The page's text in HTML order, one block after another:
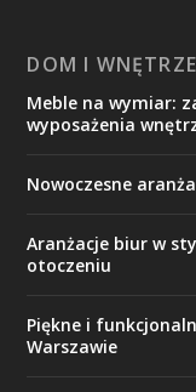
DOM I WNĘTRZE
Meble na wymiar:
wyposażenia
Nowoczesne
Aranżacje biur w
otoczeniu
Piękne i
Warszawie